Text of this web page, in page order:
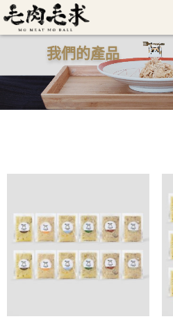
我們的產品